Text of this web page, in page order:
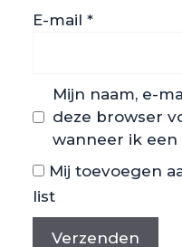
E-mail *
Mijn naam, e-
deze browser
wanneer ik een
Mij toevoegen
list